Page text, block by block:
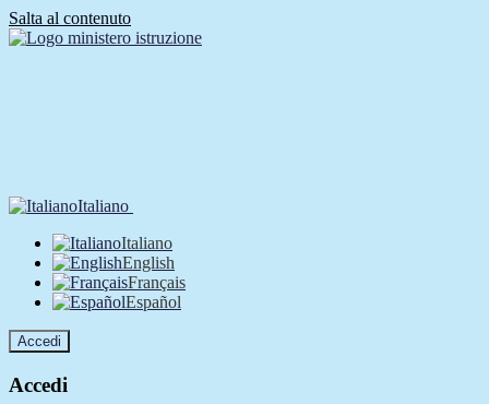
Salta al contenuto
Italiano
Italiano
English
Français
Español
Accedi
Accedi